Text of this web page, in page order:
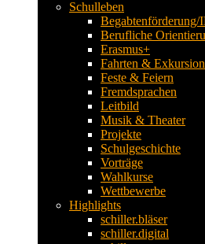
Schulleben
Begabtenförderung/
Berufliche
Erasmus+
Fahrten &
Feste & Feiern
Fremdsprachen
Leitbild
Musik & Theater
Projekte
Schulgeschichte
Vorträge
Wahlkurse
Wettbewerbe
Highlights
schiller.bläser
schiller.digital